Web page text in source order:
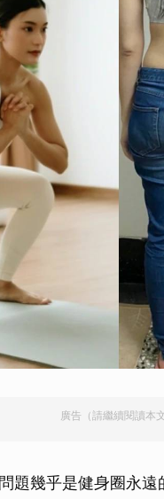
廣告（請繼續閱讀本文
題幾乎是健身圈永